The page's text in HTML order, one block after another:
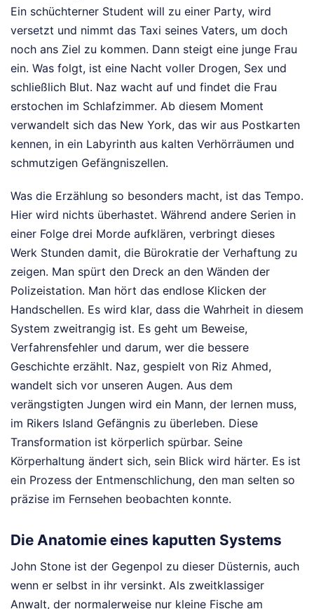
Ein schüchterner Student will zu einer Party, wird
versetzt und nimmt das Taxi seines Vaters, um doch
noch ans Ziel zu kommen. Dann steigt eine junge Frau
ein. Was folgt, ist eine Nacht voller Drogen, Sex und
schließlich Blut. Naz wacht auf und findet die Frau
erstochen im Schlafzimmer. Ab diesem Moment
verwandelt sich das New York, das wir aus Postkarten
kennen, in ein Labyrinth aus kalten Verhörräumen und
schmutzigen Gefängniszellen.
Was die Erzählung so besonders macht, ist das Tempo.
Hier wird nichts überhastet. Während andere Serien in
einer Folge drei Morde aufklären, verbringt dieses
Werk Stunden damit, die Bürokratie der Verhaftung zu
zeigen. Man spürt den Dreck an den Wänden der
Polizeistation. Man hört das endlose Klicken der
Handschellen. Es wird klar, dass die Wahrheit in diesem
System zweitrangig ist. Es geht um Beweise,
Verfahrensfehler und darum, wer die bessere
Geschichte erzählt. Naz, gespielt von Riz Ahmed,
wandelt sich vor unseren Augen. Aus dem
verängstigten Jungen wird ein Mann, der lernen muss,
im Rikers Island Gefängnis zu überleben. Diese
Transformation ist körperlich spürbar. Seine
Körperhaltung ändert sich, sein Blick wird härter. Es ist
ein Prozess der Entmenschlichung, den man selten so
präzise im Fernsehen beobachten konnte.
Die Anatomie eines kaputten Systems
John Stone ist der Gegenpol zu dieser Düsternis, auch
wenn er selbst in ihr versinkt. Als zweitklassiger
Anwalt, der normalerweise nur kleine Fische am